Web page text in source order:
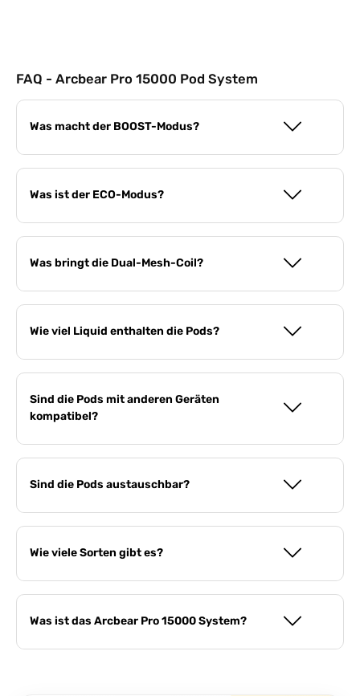
FAQ - Arcbear Pro 15000 Pod System
Was macht der BOOST-Modus?
Was ist der ECO-Modus?
Was bringt die Dual-Mesh-Coil?
Wie viel Liquid enthalten die Pods?
Sind die Pods mit anderen Geräten
kompatibel?
Sind die Pods austauschbar?
Wie viele Sorten gibt es?
Was ist das Arcbear Pro 15000 System?